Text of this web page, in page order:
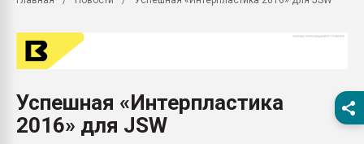
Помощь в подборе
Вакуум-формовочные
первый план в
Успешная «Интерпластика
2016» для JSW